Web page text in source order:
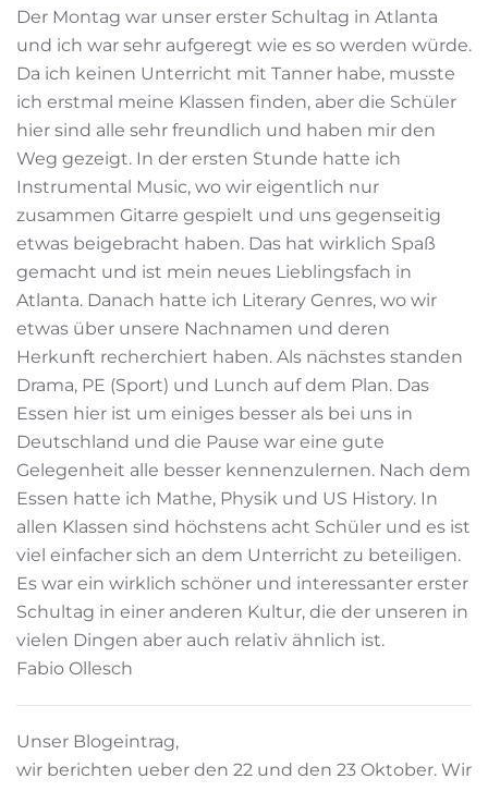
Der Montag war unser erster Schultag in Atlanta
und ich war sehr aufgeregt wie es so werden würde.
Da ich keinen Unterricht mit Tanner habe, musste
ich erstmal meine Klassen finden, aber die Schüler
hier sind alle sehr freundlich und haben mir den
Weg gezeigt. In der ersten Stunde hatte ich
Instrumental Music, wo wir eigentlich nur
zusammen Gitarre gespielt und uns gegenseitig
etwas beigebracht haben. Das hat wirklich Spaß
gemacht und ist mein neues Lieblingsfach in
Atlanta. Danach hatte ich Literary Genres, wo wir
etwas über unsere Nachnamen und deren
Herkunft recherchiert haben. Als nächstes standen
Drama, PE (Sport) und Lunch auf dem Plan. Das
Essen hier ist um einiges besser als bei uns in
Deutschland und die Pause war eine gute
Gelegenheit alle besser kennenzulernen. Nach dem
Essen hatte ich Mathe, Physik und US History. In
allen Klassen sind höchstens acht Schüler und es ist
viel einfacher sich an dem Unterricht zu beteiligen.
Es war ein wirklich schöner und interessanter erster
Schultag in einer anderen Kultur, die der unseren in
vielen Dingen aber auch relativ ähnlich ist.
Fabio Ollesch
Unser Blogeintrag,
wir berichten ueber den 22 und den 23 Oktober. Wir